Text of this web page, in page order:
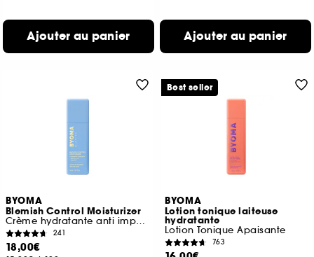
Ajouter au panier Ajouter au panier
BYOMA
Blemish Control Moisturizer
Crème hydratante anti imperfections
241
18,00€
BYOMA
Lotion tonique laiteuse
hydratante
Lotion Tonique Apaisante
763
Best seller